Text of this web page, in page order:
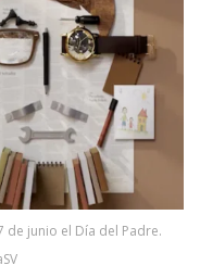
de junio el Día del Padre.